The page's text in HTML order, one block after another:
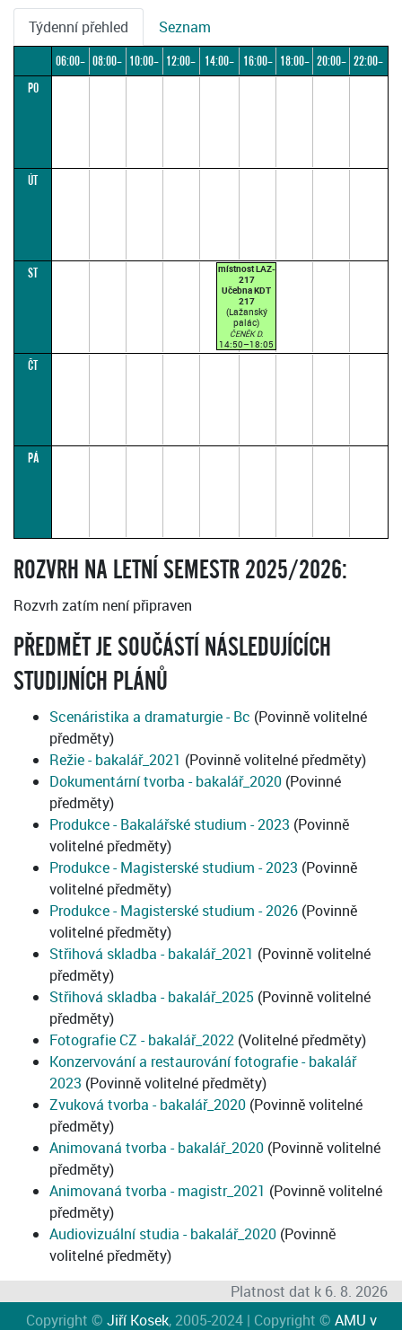
Týdenní přehled Seznam
06:00– 08:00– 10:00– 12:00–
14:00–
16:00– 18:00– 20:00– 22:00–
PO
ÚT
ST
místnost LAZ-
217
Učebna KDT
217
(Lažanský
palác)
ČENĚK D.
14:50–18:05
(přednášková
ČT
PÁ
ROZVRH NA LETNÍ SEMESTR 2025/2026:
Rozvrh zatím není připraven
PŘEDMĚT JE SOUČÁSTÍ NÁSLEDUJÍCÍCH
STUDIJNÍCH PLÁNŮ
Scenáristika a dramaturgie - Bc (Povinně volitelné
předměty)
Režie - bakalář_2021 (Povinně volitelné předměty)
Dokumentární tvorba - bakalář_2020 (Povinné
předměty)
Produkce - Bakalářské studium - 2023 (Povinně
volitelné předměty)
Produkce - Magisterské studium - 2023 (Povinně
volitelné předměty)
Produkce - Magisterské studium - 2026 (Povinně
volitelné předměty)
Střihová skladba - bakalář_2021 (Povinně volitelné
předměty)
Střihová skladba - bakalář_2025 (Povinně volitelné
předměty)
Fotografie CZ - bakalář_2022 (Volitelné předměty)
Konzervování a restaurování fotografie - bakalář
2023 (Povinně volitelné předměty)
Zvuková tvorba - bakalář_2020 (Povinně volitelné
předměty)
Animovaná tvorba - bakalář_2020 (Povinně volitelné
předměty)
Animovaná tvorba - magistr_2021 (Povinně volitelné
předměty)
Audiovizuální studia - bakalář_2020 (Povinně
volitelné předměty)
Platnost dat k 6. 8. 2026
Copyright © Jiří Kosek, 2005-2024 | Copyright © AMU v